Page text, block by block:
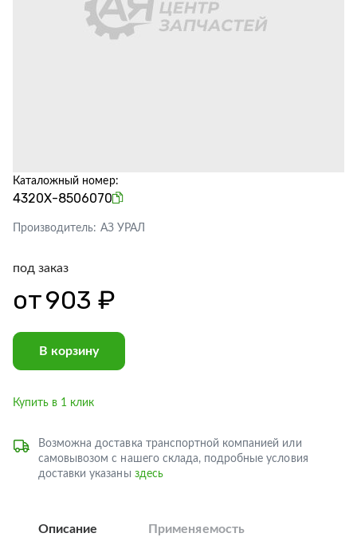
Каталожный номер:
4320Х-8506070
Производитель: АЗ УРАЛ
под заказ
от903 ₽
В корзину
Купить в 1 клик
Возможна доставка транспортной компанией или
самовывозом с нашего склада, подробные условия
доставки указаны здесь
Описание Применяемость